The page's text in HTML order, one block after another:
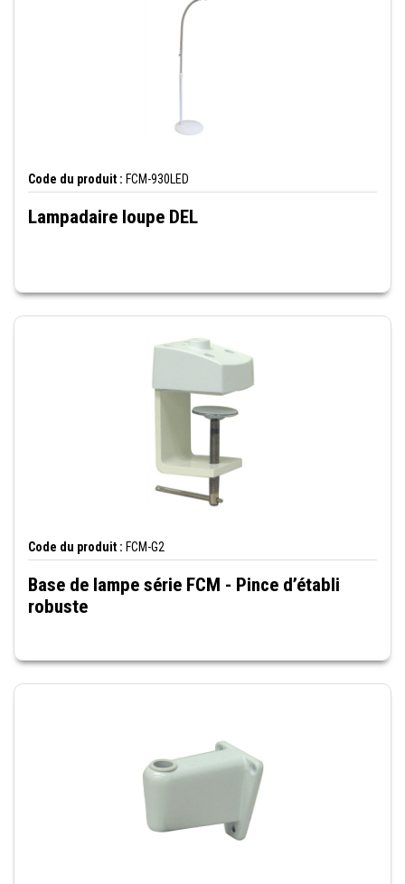
Code du produit : FCM-930LED
Lampadaire loupe DEL
Code du produit : FCM-G2
Base de lampe série FCM - Pince d’établi
robuste